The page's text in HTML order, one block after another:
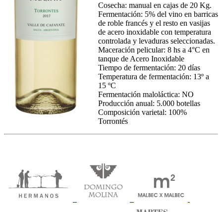
Cosecha: manual en cajas de 20 Kg.
Fermentación: 5% del vino en barricas
de roble francés y el resto en vasijas
de acero inoxidable con temperatura
controlada y levaduras seleccionadas.
Maceración pelicular: 8 hs a 4°C en
tanque de Acero Inoxidable
Tiempo de fermentación: 20 días
Temperatura de fermentación: 13º a
15 ºC
Fermentación maloláctica: NO
Producción anual: 5.000 botellas
Composición varietal: 100%
Torrontés